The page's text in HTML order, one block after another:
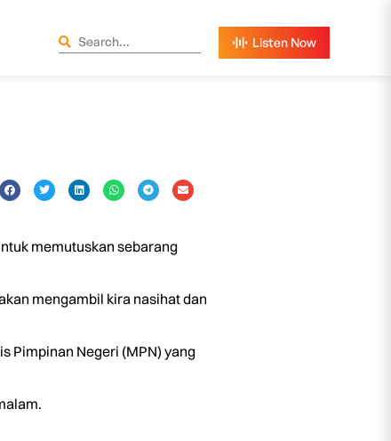
memutuskan sebarang
mengambil kira nasihat dan
Pimpinan Negeri (MPN) yang